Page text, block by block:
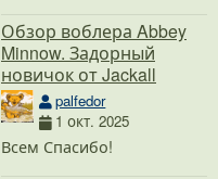
Обзор воблера Abbey
Minnow. Задорный
новичок от Jackall
palfedor
1 окт. 2025
Всем Спасибо!